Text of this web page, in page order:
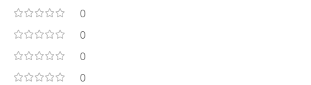
0
0
0
0